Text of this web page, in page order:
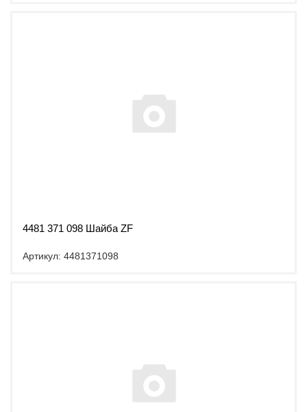
4481 371 098 Шайба ZF
Артикул: 4481371098